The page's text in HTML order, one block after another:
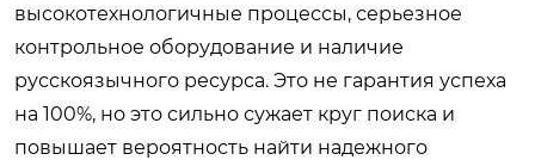
высокотехнологичные процессы, серьезное
контрольное оборудование и наличие
русскоязычного ресурса. Это не гарантия успеха
на 100%, но это сильно сужает круг поиска и
повышает вероятность найти надежного